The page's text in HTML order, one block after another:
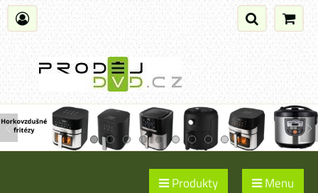
Produkty Menu